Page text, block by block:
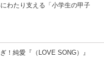
わたり支える「小学生の甲子
！純愛『（LOVE SONG）』